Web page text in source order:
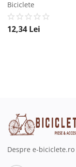
Biciclete
12,34 Lei
Despre e-biciclete.ro